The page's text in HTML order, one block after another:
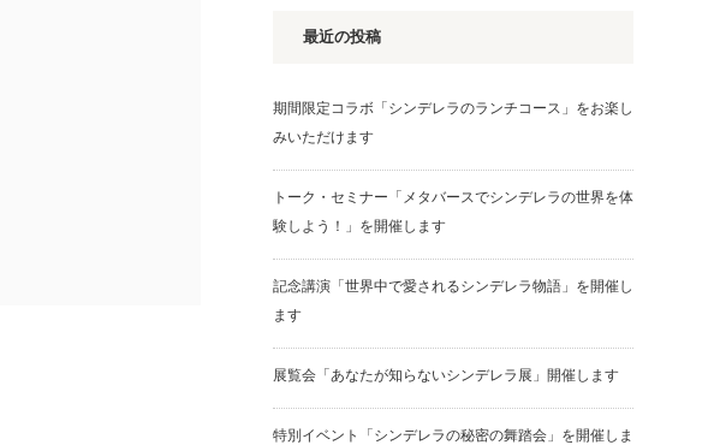
最近の投稿
期間限定コラボ「シンデレラのランチコース」をお楽し
みいただけます
トーク・セミナー「メタバースでシンデレラの世界を体
験しよう！」を開催します
記念講演「世界中で愛されるシンデレラ物語」を開催し
ます
展覧会「あなたが知らないシンデレラ展」開催します
特別イベント「シンデレラの秘密の舞踏会」を開催しま